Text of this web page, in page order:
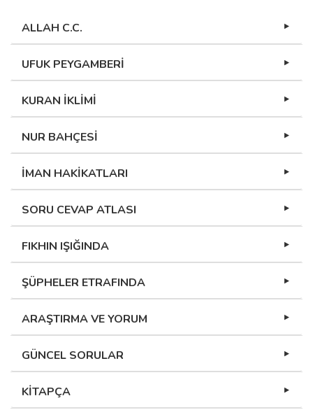
ALLAH C.C.
UFUK PEYGAMBERİ
KURAN İKLİMİ
NUR BAHÇESİ
İMAN HAKİKATLARI
SORU CEVAP ATLASI
FIKHIN IŞIĞINDA
ŞÜPHELER ETRAFINDA
ARAŞTIRMA VE YORUM
GÜNCEL SORULAR
KİTAPÇA